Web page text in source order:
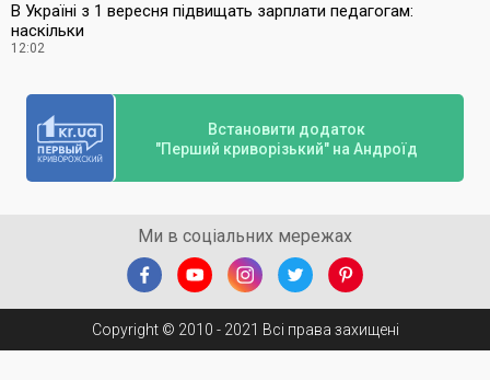
В Україні з 1 вересня підвищать зарплати педагогам:
наскільки
12:02
Встановити додаток
"Перший криворізький" на Андроїд
Ми в соціальних мережах
Copyright © 2010 - 2021 Всі права захищені